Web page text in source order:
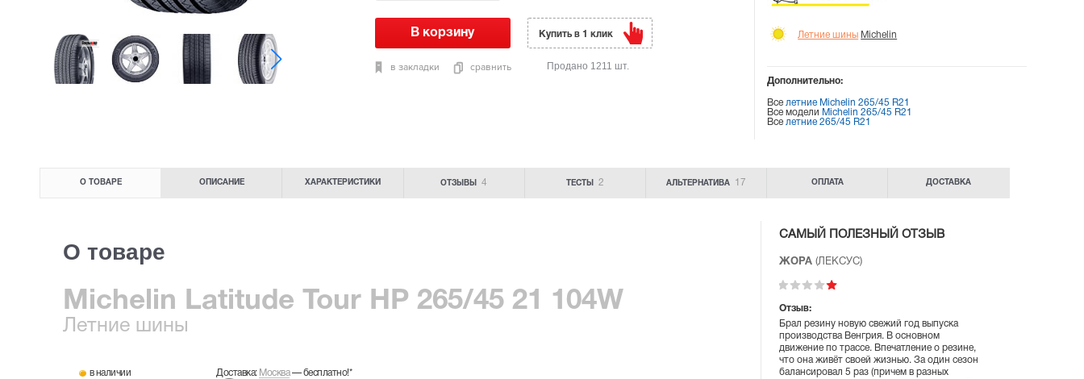
в закладки сравнить
Купить в 1 клик
Продано 1211 шт.
Летние шины Michelin
Дополнительно:
Все летние Michelin 265/45 R21
Все модели Michelin 265/45 R21
Все летние 265/45 R21
О ТОВАРЕ ОПИСАНИЕ ХАРАКТЕРИСТИКИ ОТЗЫВЫ 4 ТЕСТЫ 2 АЛЬТЕРНАТИВА 17 ОПЛАТА ДОСТАВКА
О товаре
Michelin Latitude Tour HP 265/45 21 104W
Летние шины
в наличии Доставка: Москва—бесплатно!*
САМЫЙ ПОЛЕЗНЫЙ ОТЗЫВ
ЖОРА (ЛЕКСУС)
Отзыв:
Брал резину новую свежий год выпуска
производства Венгрия. В основном
движение по трассе. Впечатление о резине,
что она живёт своей жизнью. За один сезон
балансировал 5 раз (причем в разных